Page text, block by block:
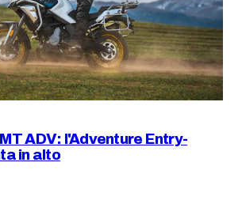
ADV: l'Adventure Entry-
in alto